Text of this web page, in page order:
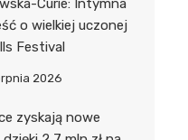
Curie: Intymna
o wielkiej uczonej
Festival
2026
zyskają nowe